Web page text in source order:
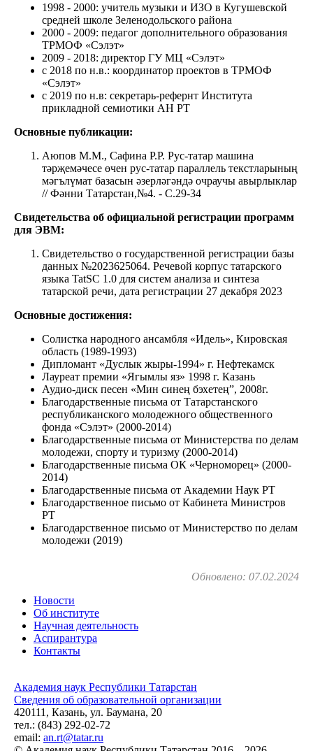
1998 - 2000: учитель музыки и ИЗО в Кугушевской
средней школе Зеленодольского района
2000 - 2009: педагог дополнительного образования
ТРМОФ «Сэлэт»
2009 - 2018: директор ГУ МЦ «Сэлэт»
с 2018 по н.в.: координатор проектов в ТРМОФ
«Сэлэт»
с 2019 по н.в: секретарь-рефернт Института
прикладной семиотики АН РТ
Основные публикации:
Аюпов М.М., Сафина Р.Р. Рус-татар машина
тәрҗемәчесе өчен рус-татар параллель текстларының
мәгълүмат базасын әзерләгәндә очраучы авырлыклар
// Фәнни Татарстан,№4. - С.29-34
Свидетельства об официальной регистрации программ
для ЭВМ:
Свидетельство о государственной регистрации базы
данных №2023625064. Речевой корпус татарского
языка TatSC 1.0 для систем анализа и синтеза
татарской речи, дата регистрации 27 декабря 2023
Основные достижения:
Солистка народного ансамбля «Идель», Кировская
область (1989-1993)
Дипломант «Дуслык жыры-1994» г. Нефтекамск
Лауреат премии «Ягымлы яз» 1998 г. Казань
Аудио-диск песен «Мин синең бэхетең”, 2008г.
Благодарственные письма от Татарстанского
республиканского молодежного общественного
фонда «Сэлэт» (2000-2014)
Благодарственные письма от Министерства по делам
молодежи, спорту и туризму (2000-2014)
Благодарственные письма ОК «Черноморец» (2000-
2014)
Благодарственные письма от Академии Наук РТ
Благодарственное письмо от Кабинета Министров
РТ
Благодарственное письмо от Министерство по делам
молодежи (2019)
Обновлено: 07.02.2024
Новости
Об институте
Научная деятельность
Аспирантура
Контакты
Академия наук Республики Татарстан
Сведения об образовательной организации
420111, Казань, ул. Баумана, 20
тел.: (843) 292-02-72
email: an.rt@tatar.ru